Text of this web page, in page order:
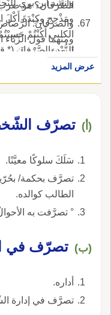
وأَنشد ابن بري
ومَذْحِج وكِنْدَةَ أَكْلَ
الكلبي أَكُنْتُمْ
الزُّبْدِ بالصَّرَفان
الحجر، بالكسر
الصَّرفان؟ هو ضرب
والصرَفانُ:
ومنهما قول الزَّبّاء
أَجَنْدَلاً يَحْمِلْنَ أَم
الرِّجال جُثَّماً قُعُودا
والصَّرَفيُّ: ضَرْب من
وهو الصحيح، وق
عرض المزيد
(أ) تصرّف
سَلَكَ سلوكًا معيَّنًا.
تصرَّف بحكمة/
الطالب كوالده.
° تصرَّفت به
(ب) تصرّف في
أداره.
تصرَّف في إدارة